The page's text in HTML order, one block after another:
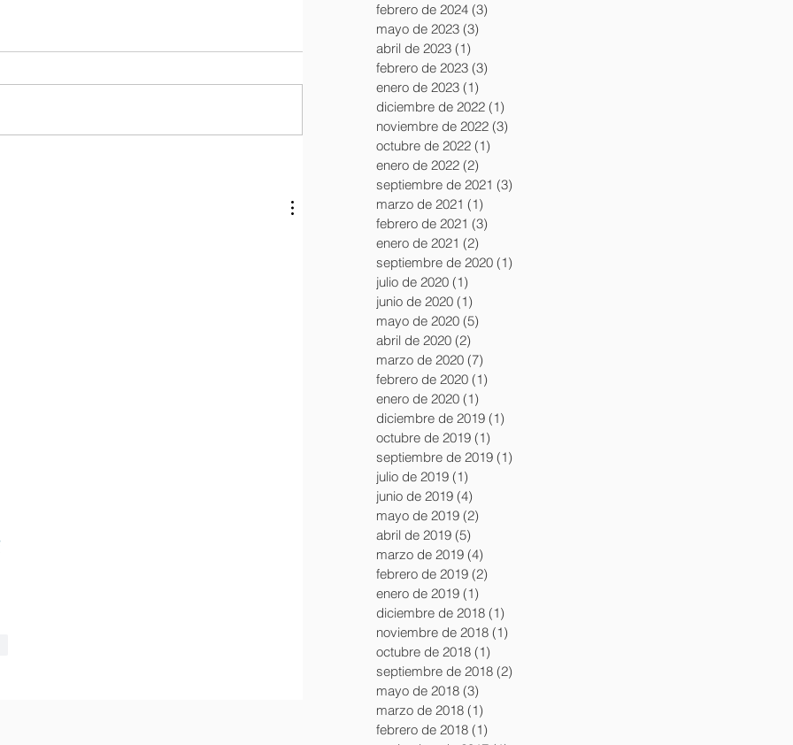
febrero de 2024 (3)
mayo de 2023 (3)
abril de 2023 (1)
febrero de 2023 (3)
enero de 2023 (1)
diciembre de 2022 (1)
noviembre de 2022 (3)
octubre de 2022 (1)
enero de 2022 (2)
septiembre de 2021 (3)
marzo de 2021 (1)
febrero de 2021 (3)
enero de 2021 (2)
septiembre de 2020 (1)
julio de 2020 (1)
junio de 2020 (1)
mayo de 2020 (5)
abril de 2020 (2)
marzo de 2020 (7)
febrero de 2020 (1)
enero de 2020 (1)
diciembre de 2019 (1)
octubre de 2019 (1)
septiembre de 2019 (1)
julio de 2019 (1)
junio de 2019 (4)
mayo de 2019 (2)
abril de 2019 (5)
marzo de 2019 (4)
febrero de 2019 (2)
enero de 2019 (1)
diciembre de 2018 (1)
noviembre de 2018 (1)
octubre de 2018 (1)
septiembre de 2018 (2)
mayo de 2018 (3)
marzo de 2018 (1)
febrero de 2018 (1)